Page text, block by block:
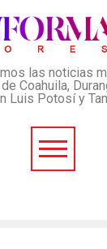
las noticias
Coahuila,
Luis Potosí y